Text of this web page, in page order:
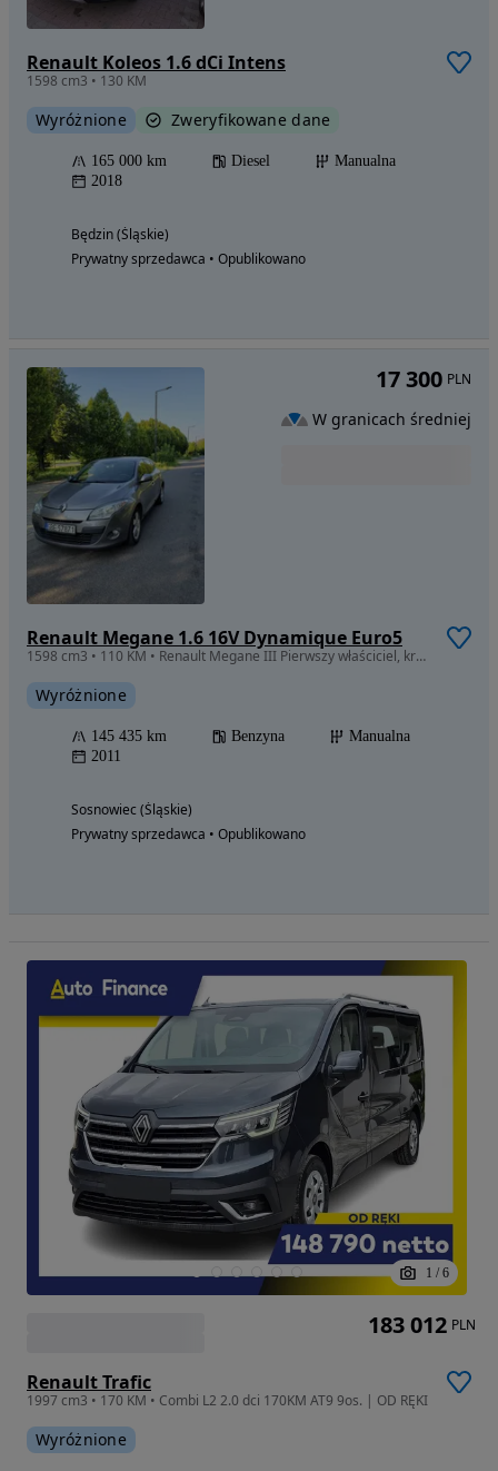
Renault Koleos 1.6 dCi Intens
1598 cm3 • 130 KM
Wyróżnione Zweryfikowane dane
165 000 km Diesel
Manualna
2018
Będzin (Śląskie)
Prywatny sprzedawca • Opublikowano
Renault Megane 1.6 16V Dynamique Euro5
1598 cm3 • 110 KM • Renault Megane III Pierwszy właściciel, krajowy.
Wyróżnione
145 435 km Benzyna
Manualna
2011
Sosnowiec (Śląskie)
Prywatny sprzedawca • Opublikowano
17 300 PLN
W granicach średniej
1 / 6
Renault Trafic
1997 cm3 • 170 KM • Combi L2 2.0 dci 170KM AT9 9os. | OD RĘKI
Wyróżnione
183 012 PLN